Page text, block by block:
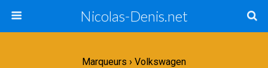
Nicolas-Denis.net
Marqueurs › Volkswagen